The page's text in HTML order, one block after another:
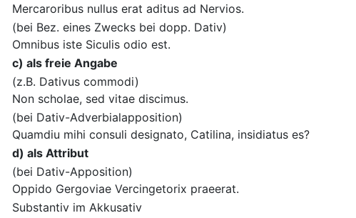
Mercaroribus nullus erat aditus ad Nervios.
(bei Bez. eines Zwecks bei dopp. Dativ)
Omnibus iste Siculis odio est.
c) als freie Angabe
(z.B. Dativus commodi)
Non scholae, sed vitae discimus.
(bei Dativ-Adverbialapposition)
Quamdiu mihi consuli designato, Catilina, insidiatus es?
d) als Attribut
(bei Dativ-Apposition)
Oppido Gergoviae Vercingetorix praeerat.
Substantiv im Akkusativ